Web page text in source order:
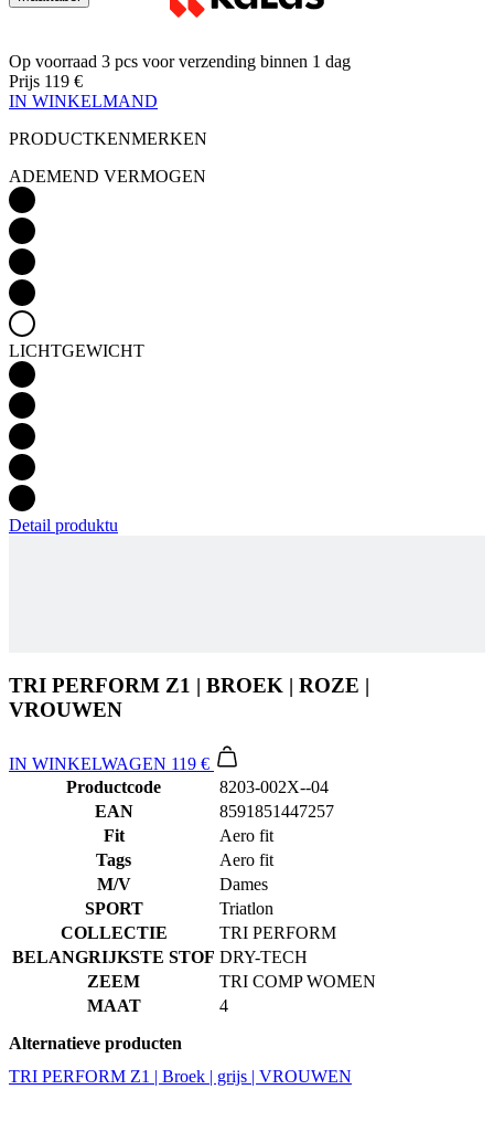
Op voorraad 3 pcs voor verzending binnen 1 dag
Prijs 119 €
IN WINKELMAND
PRODUCTKENMERKEN
ADEMEND VERMOGEN
LICHTGEWICHT
Detail produktu
TRI PERFORM Z1 | BROEK | ROZE |
VROUWEN
IN WINKELWAGEN 119 €
Productcode
8203-002X--04
EAN
8591851447257
Fit
Aero fit
Tags
Aero fit
M/V
Dames
SPORT
Triatlon
COLLECTIE
TRI PERFORM
BELANGRIJKSTE STOF DRY-TECH
ZEEM
TRI COMP WOMEN
MAAT
4
Alternatieve producten
TRI PERFORM Z1 | Broek | grijs | VROUWEN